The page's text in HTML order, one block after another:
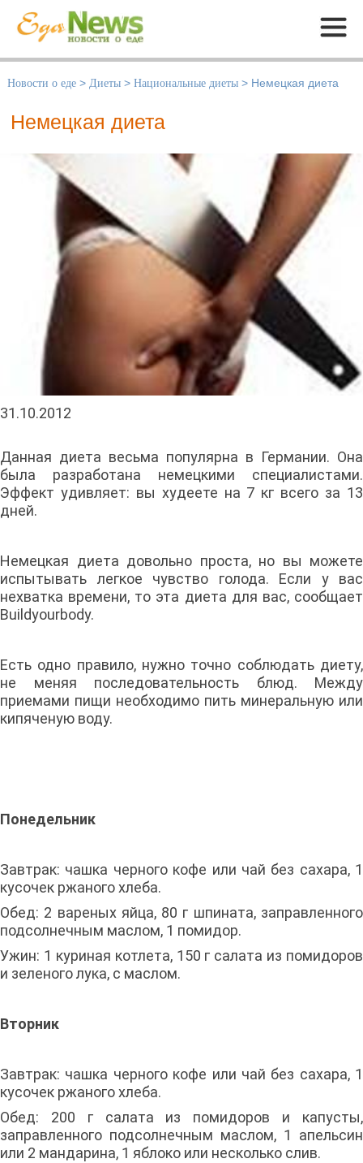
Меню
Новости о еде > Диеты > Национальные диеты > Немецкая диета
Немецкая диета
31.10.2012
Данная диета весьма популярна в Германии. Она
была разработана немецкими специалистами.
Эффект удивляет: вы худеете на 7 кг всего за 13
дней.
Немецкая диета довольно проста, но вы можете
испытывать легкое чувство голода. Если у вас
нехватка времени, то эта диета для вас, сообщает
Buildyourbody.
Есть одно правило, нужно точно соблюдать диету,
не меняя последовательность блюд. Между
приемами пищи необходимо пить минеральную или
кипяченую воду.
Понедельник
Завтрак: чашка черного кофе или чай без сахара, 1
кусочек ржаного хлеба.
Обед: 2 вареных яйца, 80 г шпината, заправленного
подсолнечным маслом, 1 помидор.
Ужин: 1 куриная котлета, 150 г салата из помидоров
и зеленого лука, с маслом.
Вторник
Завтрак: чашка черного кофе или чай без сахара, 1
кусочек ржаного хлеба.
Обед: 200 г салата из помидоров и капусты,
заправленного подсолнечным маслом, 1 апельсин
или 2 мандарина, 1 яблоко или несколько слив.